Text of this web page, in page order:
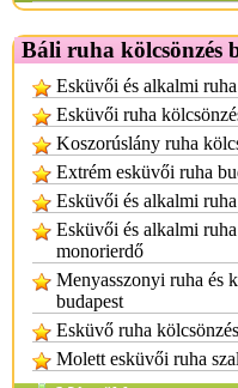
Báli ruha kölcsönzés
Esküvői és alkalmi
Esküvői ruha
Koszorúslány ruha
Extrém esküvői ruha
Esküvői és alkalmi
Esküvői és alkalmi
monorierdő
Menyasszonyi ruha és
budapest
Esküvő ruha kölcsönzés
Molett esküvői ruha